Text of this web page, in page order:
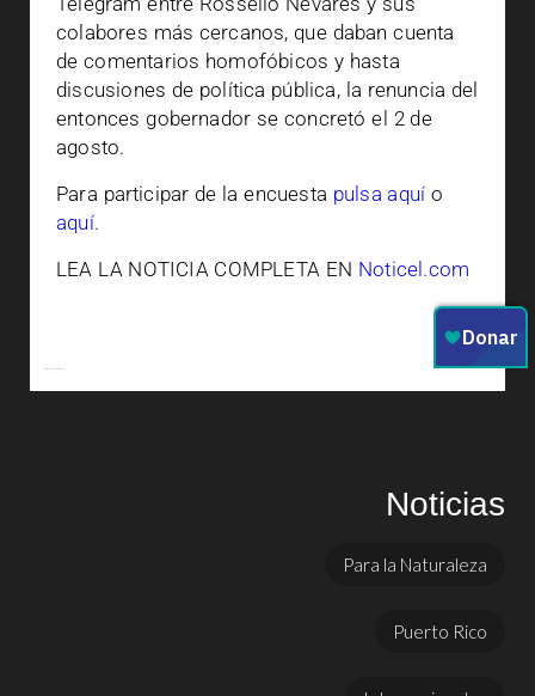
colabores más cercanos, que daban cuenta
de comentarios homofóbicos y hasta
discusiones de política pública, la renuncia del
entonces gobernador se concretó el 2 de
agosto.
Para participar de la encuesta pulsa aquí o
aquí.
LEA LA NOTICIA COMPLETA EN Noticel.com
Noticias
Para la Naturaleza
Puerto Rico